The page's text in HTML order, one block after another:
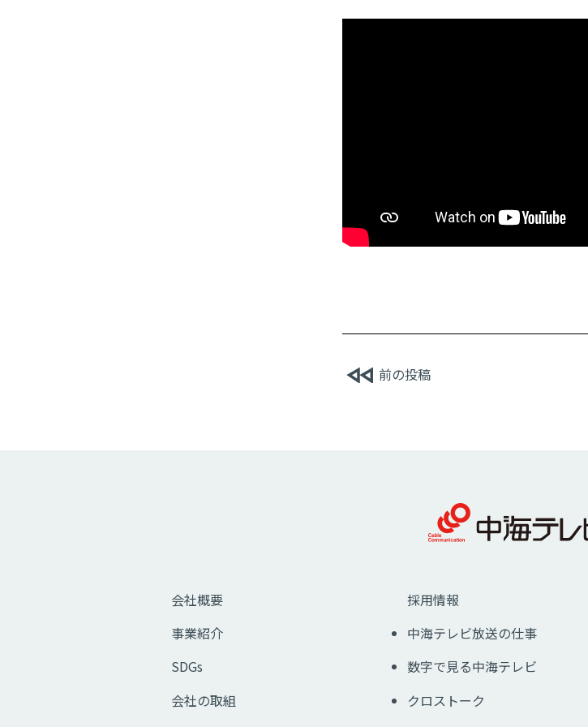
前の投稿
会社概要
事業紹介
SDGs
会社の取組
採用情報
中海テレビ放送の仕事
数字で見る中海テレビ
クロストーク